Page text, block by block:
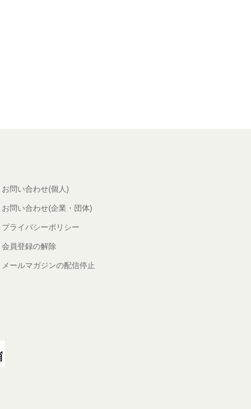
お問い合わせ(個人)
お問い合わせ(企業・団体)
プライバシーポリシー
会員登録の解除
メールマガジンの配信停止